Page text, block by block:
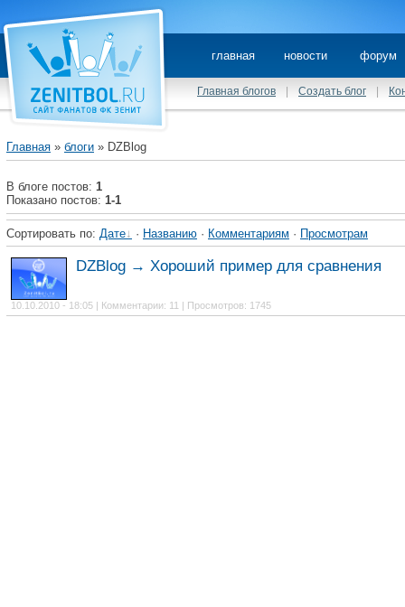
главная новости форум
Главная блогов Создать блог
Главная » блоги » DZBlog
В блоге постов: 1
Показано постов: 1-1
Сортировать по: Дате · Названию · Комментариям · Просмотрам
DZBlog → Хороший пример для сравнения
10.10.2010 - 18:05 | Комментарии: 11 | Просмотров: 1745